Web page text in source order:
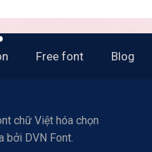
Free font Blog
chữ Việt hóa chọn
bởi DVN Font.